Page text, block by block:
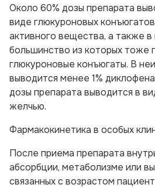
Около 60% дозы препарата
виде глюкуроновых
активного вещества, а также
большинство из которых тоже
глюкуроновые конъюгаты. В
выводится менее 1%
дозы препарата выводится в
желчью.
Фармакокинетика в особых
После приема препарата
абсорбции, метаболизме или
связанных с возрастом